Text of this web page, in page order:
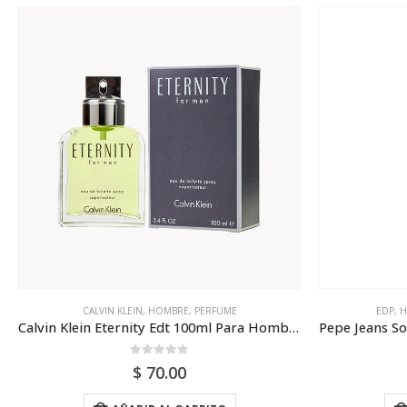
EDP,HOMBRE, PEPE JEANS,PERFUME
Pepe Jeans Sobold Intense Edp 100ml Tester Para Hombre
$ 64.00
EDT,